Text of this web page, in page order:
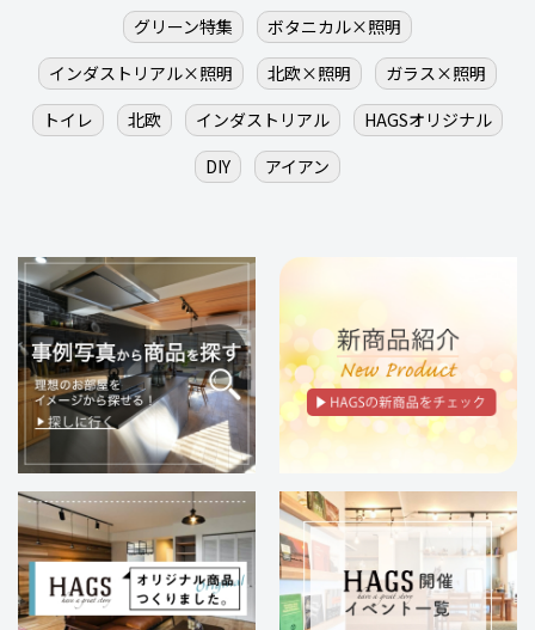
グリーン特集
ボタニカル×照明
インダストリアル×照明
北欧×照明
ガラス×照明
トイレ
北欧 インダストリアル
HAGSオリジナル
DIY
アイアン